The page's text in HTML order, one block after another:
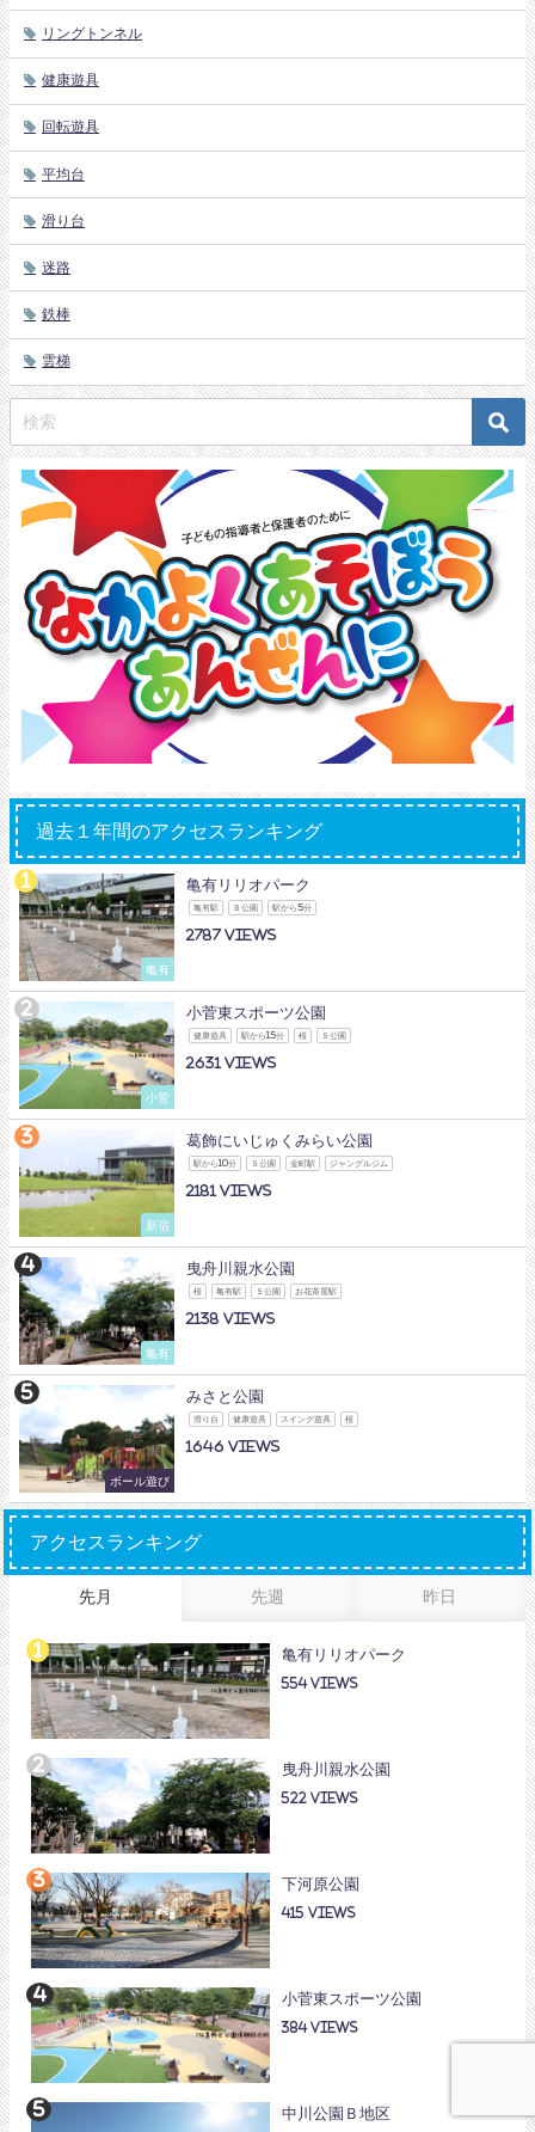
リングトンネル
健康遊具
回転遊具
平均台
滑り台
迷路
鉄棒
雲梯
過去１年間のアクセスランキング
亀有
亀有リリオパーク
亀有駅 Ｂ公園 駅から5分
2787
小菅
小菅東スポーツ公園
健康遊具 駅から15分 桜 Ｓ公園
2631
新宿
葛飾にいじゅくみらい公園
駅から10分 Ｓ公園 金町駅 ジャングルジム
2181
亀有
曳舟川親水公園
桜 亀有駅 Ｓ公園 お花茶屋駅
2138
ボール遊び
みさと公園
滑り台 健康遊具 スイング遊具 桜
1646
アクセスランキング
先月 先週 昨日
亀有リリオパーク
554
曳舟川親水公園
522
下河原公園
415
小菅東スポーツ公園
384
中川公園Ｂ地区